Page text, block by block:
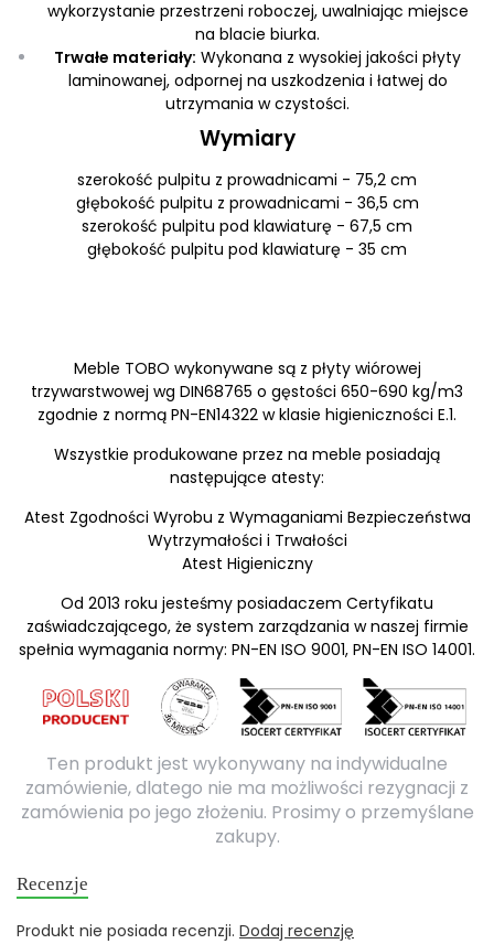
wykorzystanie przestrzeni roboczej, uwalniając miejsce
na blacie biurka.
Trwałe materiały: Wykonana z wysokiej jakości płyty
laminowanej, odpornej na uszkodzenia i łatwej do
utrzymania w czystości.
Wymiary
szerokość pulpitu z prowadnicami - 75,2 cm
głębokość pulpitu z prowadnicami - 36,5 cm
szerokość pulpitu pod klawiaturę - 67,5 cm
głębokość pulpitu pod klawiaturę - 35 cm
Meble TOBO wykonywane są z płyty wiórowej
trzywarstwowej wg DIN68765 o gęstości 650-690 kg/m3
zgodnie z normą PN-EN14322 w klasie higieniczności E.1.
Wszystkie produkowane przez na meble posiadają
następujące atesty:
Atest Zgodności Wyrobu z Wymaganiami Bezpieczeństwa
Wytrzymałości i Trwałości
Atest Higieniczny
Od 2013 roku jesteśmy posiadaczem Certyfikatu
zaświadczającego, że system zarządzania w naszej firmie
spełnia wymagania normy: PN-EN ISO 9001, PN-EN ISO 14001.
Ten produkt jest wykonywany na indywidualne
zamówienie, dlatego nie ma możliwości rezygnacji z
zamówienia po jego złożeniu. Prosimy o przemyślane
zakupy.
Recenzje
Produkt nie posiada recenzji. Dodaj recenzję